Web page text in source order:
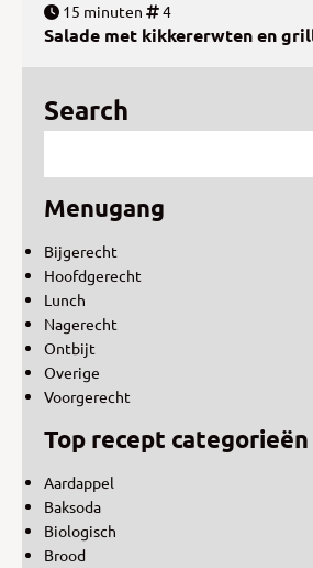
15 minuten 4
Salade met kikkererwten en
Search
Menugang
Bijgerecht
Hoofdgerecht
Lunch
Nagerecht
Ontbijt
Overige
Voorgerecht
Top recept categorieën
Aardappel
Baksoda
Biologisch
Brood